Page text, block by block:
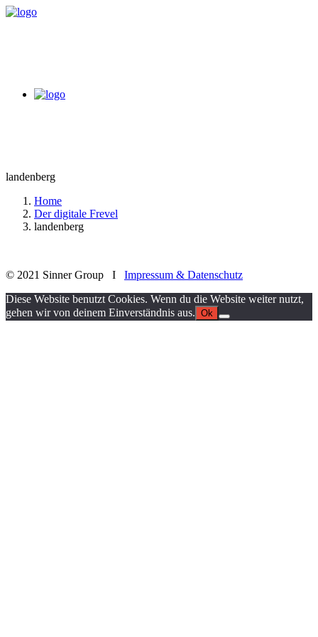
landenberg
Home
Der digitale Frevel
landenberg
© 2021 Sinner Group I Impressum & Datenschutz
Diese Website benutzt Cookies. Wenn du die Website weiter nutzt,
gehen wir von deinem Einverständnis aus. Ok